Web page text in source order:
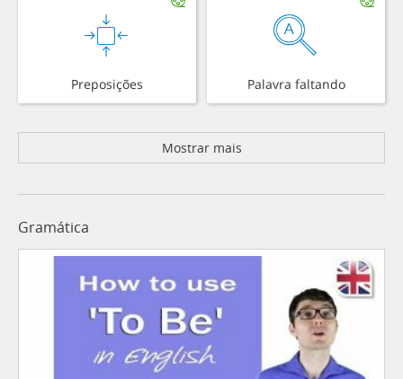
Preposições Palavra faltando
Mostrar mais
Gramática